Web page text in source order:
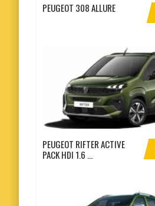
PEUGEOT 308 ALLURE
PEUGEOT RIFTER ACTIVE
PACK HDI 1.6 ...